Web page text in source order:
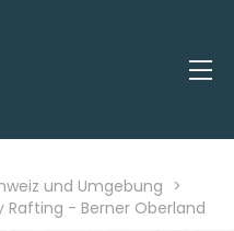
und Umgebung >
Rafting - Berner Oberland